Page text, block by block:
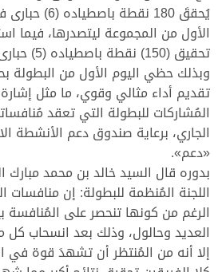
يُحققَ 180 نقطة
الأول من المجموعة ليتصدرها، فيما
تحقيق (150) نقطة باصطياده (5) حبارى.
وبذلك حظي اليوم الأول من البطولة
تقديم أداء مثالي وقوي، ما مثل
الجاري، برعاية صندوق دعم الأنشطة
«دعم».
بدوره قال السيد خالد بن محمد مبارك
اللجنة المُنظمة للبطولة: إن منافسات
الرغم من كونها تنحصر على
العديد وحالول، وذلك بعد انسحاب
إلا أنه من المُنتظر أن تشهدَ قوة في